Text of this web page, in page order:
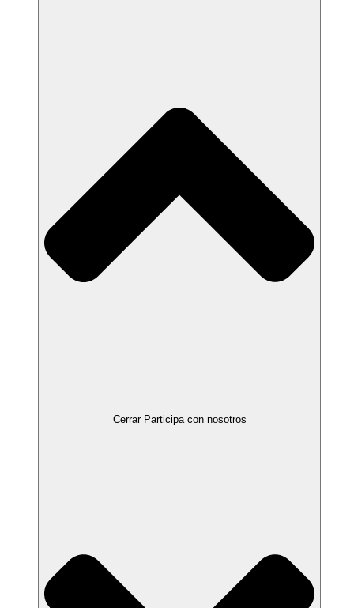
Cerrar Participa con nosotros